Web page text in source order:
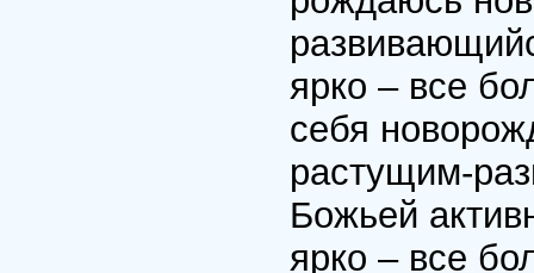
ярко – все
себя
растущим-
Божьей
ярко – все